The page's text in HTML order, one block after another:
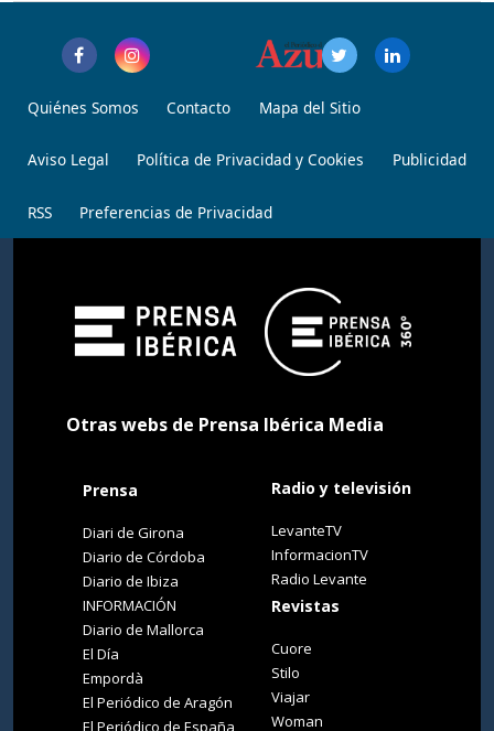
Quiénes Somos Contacto Mapa del Sitio
Aviso Legal Política de Privacidad y Cookies Publicidad
RSS Preferencias de Privacidad
Otras webs de Prensa Ibérica Media
Prensa
Diari de Girona
Diario de Córdoba
Diario de Ibiza
INFORMACIÓN
Diario de Mallorca
El Día
Empordà
El Periódico de Aragón
El Periódico de España
Radio y televisión
LevanteTV
InformacionTV
Radio Levante
Revistas
Cuore
Stilo
Viajar
Woman